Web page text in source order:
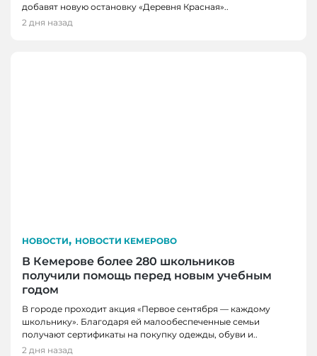
добавят новую остановку «Деревня Красная»..
2 дня назад
НОВОСТИ, НОВОСТИ КЕМЕРОВО
В Кемерове более 280 школьников
получили помощь перед новым учебным
годом
В городе проходит акция «Первое сентября — каждому
школьнику». Благодаря ей малообеспеченные семьи
получают сертификаты на покупку одежды, обуви и..
2 дня назад